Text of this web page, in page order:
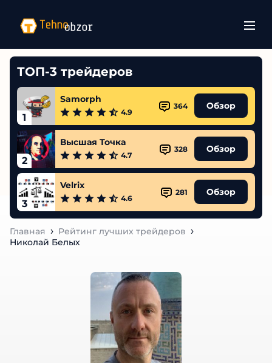
ТОП-3 трейдеров
1
Samorph
4.9
364 Обзор
2
Высшая Точка
4.7
328 Обзор
3
Velrix
4.6
281 Обзор
Главная
Рейтинг лучших трейдеров
Николай Белых